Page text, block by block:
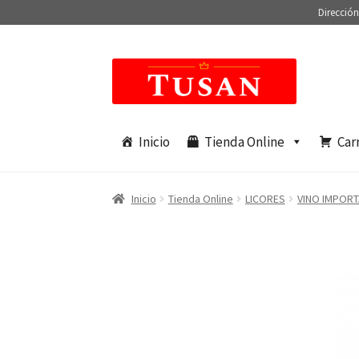
navegación
contenido
Inicio Tienda Online
Inicio Tienda Online LICORES VINO